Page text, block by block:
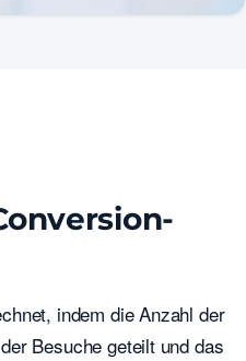
indem die Anzahl der
Besuche geteilt und das